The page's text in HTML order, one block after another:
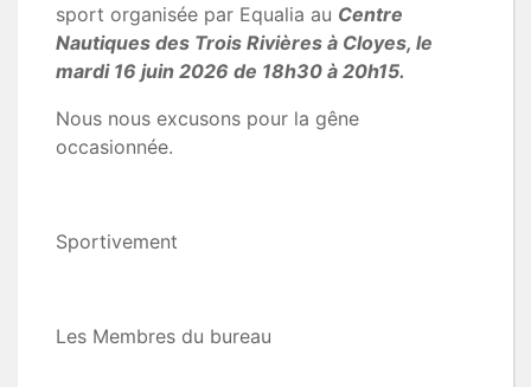
sport organisée par Equalia au Centre
Nautiques des Trois Rivières à Cloyes, le
mardi 16 juin 2026 de 18h30 à 20h15.
Nous nous excusons pour la gêne
occasionnée.
Sportivement
Les Membres du bureau